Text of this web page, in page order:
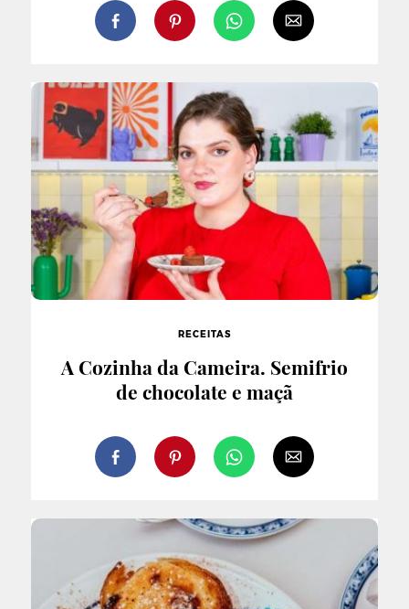
RECEITAS
A Cozinha da Cameira. Semifrio
de chocolate e maçã